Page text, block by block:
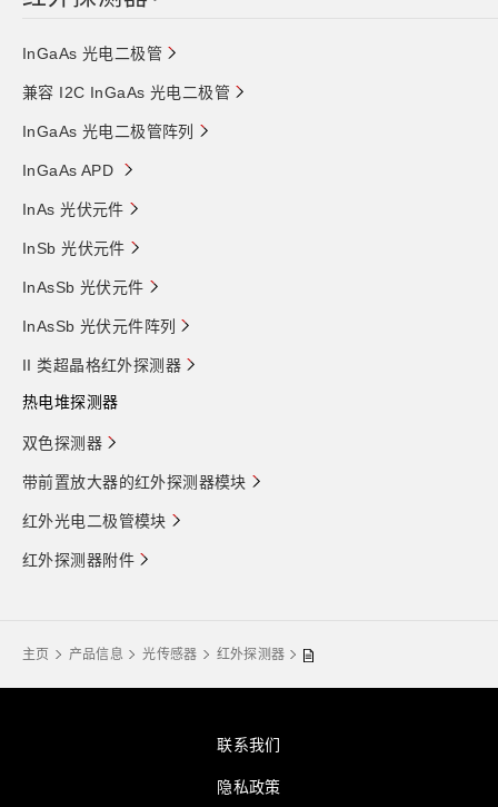
InGaAs 光电二极管
兼容 I2C InGaAs 光电二极管
InGaAs 光电二极管阵列
InGaAs APD
InAs 光伏元件
InSb 光伏元件
InAsSb 光伏元件
InAsSb 光伏元件阵列
II 类超晶格红外探测器
热电堆探测器
双色探测器
带前置放大器的红外探测器模块
红外光电二极管模块
红外探测器附件
主页 产品信息 光传感器 红外探测器
联系我们
隐私政策